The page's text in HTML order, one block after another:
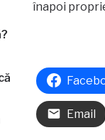
înapoi
Email